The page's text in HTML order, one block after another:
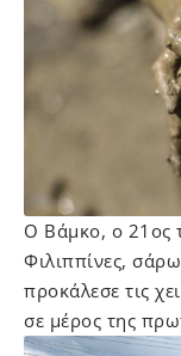
Ο Βάμκο, ο 21ος
Φιλιππίνες,
προκάλεσε τις
σε μέρος της